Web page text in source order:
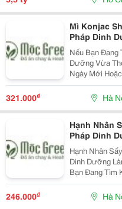
Mì Konjac
Pháp Dinh
Hiện Đại
Nếu Bạn Đang
Dưỡng Vừa
Ngày Mới
Thì Mì Konjac
321.000₫ Hà
Hạnh Nhân
Pháp Dinh
Hiện Đại
Hạnh Nhân
Dinh Dưỡng
Bạn Đang Tìm
Dưỡng Vừa
Ngày Mới
Thì Hạnh
246.000₫ Hà